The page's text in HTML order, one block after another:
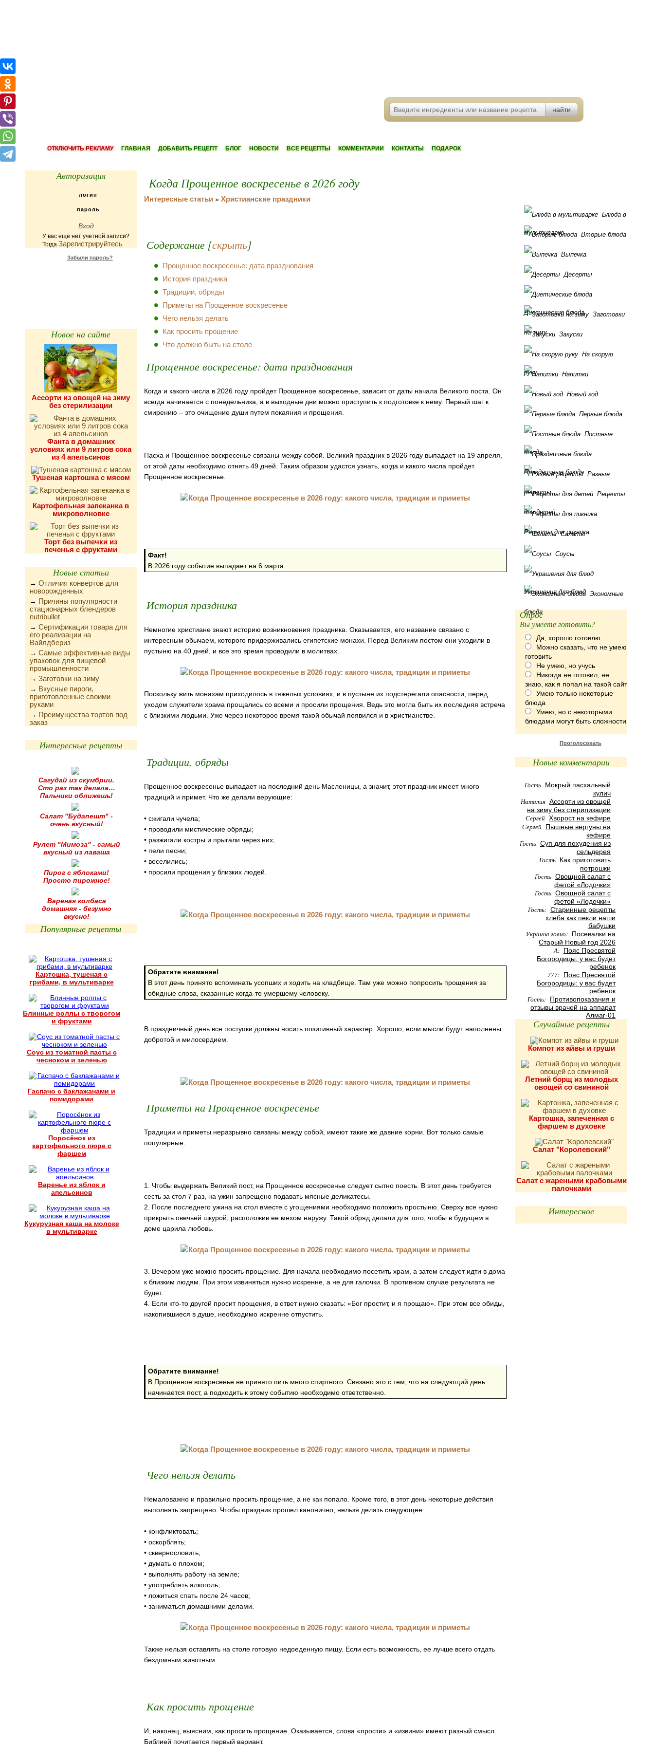
ОТКЛЮЧИТЬ РЕКЛАМУ ГЛАВНАЯ ДОБАВИТЬ РЕЦЕПТ БЛОГ НОВОСТИ ВСЕ РЕЦЕПТЫ КОММЕНТАРИИ КОНТАКТЫ ПОДАРОК
Авторизация
У вас ещё нет учетной записи?
Тогда Зарегистрируйтесь
Забыли пароль?
Новое на сайте
Ассорти из овощей на зиму
без стерилизации
Фанта в домашних
условиях или 9 литров сока
из 4 апельсинов
Тушеная картошка с мясом
Картофельная запеканка в
микроволновке
Торт без выпечки из
печенья с фруктами
Новые статьи
→ Отличия конвертов для
новорожденных
→ Причины популярности
стационарных блендеров
nutribullet
→ Сертификация товара для
его реализации на
Вайлдбериз
→ Самые эффективные виды
упаковок для пищевой
промышленности
→ Заготовки на зиму
→ Вкусные пироги,
приготовленные своими
руками
→ Преимущества тортов под
заказ
Интересные рецепты
Сагудай из скумбрии.
Сто раз так делала…
Пальчики оближешь!
Салат "Будапешт" -
очень вкусный!
Рулет "Мимоза" - самый
вкусный из лаваша
Пирог с яблоками!
Просто пирожное!
Вареная колбаса
домашняя - безумно
вкусно!
Популярные рецепты
Картошка, тушеная с
грибами, в мультиварке
Блинные роллы с творогом
и фруктами
Соус из томатной пасты с
чесноком и зеленью
Гаспачо с баклажанами и
помидорами
Поросёнок из
картофельного пюре с
фаршем
Варенье из яблок и
апельсинов
Кукурузная каша на молоке
в мультиварке
Когда Прощенное воскресенье в 2026 году
Интересные статьи » Христианские праздники
Содержание [скрыть]
Прощенное воскресенье: дата празднования
История праздника
Традиции, обряды
Приметы на Прощенное воскресенье
Чего нельзя делать
Как просить прощение
Что должно быть на столе
Прощенное воскресенье: дата празднования
Когда и какого числа в 2026 году пройдет Прощенное воскресенье, зависит от даты начала Великого поста. Он
всегда начинается с понедельника, а в выходные дни можно приступить к подготовке к нему. Первый шаг к
смирению – это очищение души путем покаяния и прощения.
Пасха и Прощенное воскресенье связаны между собой. Великий праздник в 2026 году выпадает на 19 апреля,
от этой даты необходимо отнять 49 дней. Таким образом удастся узнать, когда и какого числа пройдет
Прощенное воскресенье.
Факт!
В 2026 году событие выпадает на 6 марта.
История праздника
Немногие христиане знают историю возникновения праздника. Оказывается, его название связано с
интересным обычаем, которого придерживались египетские монахи. Перед Великим постом они уходили в
пустыню на 40 дней, и все это время проводили в молитвах.
Поскольку жить монахам приходилось в тяжелых условиях, и в пустыне их подстерегали опасности, перед
уходом служители храма прощались со всеми и просили прощения. Ведь это могла быть их последняя встреча
с близкими людьми. Уже через некоторое время такой обычай появился и в христианстве.
Традиции, обряды
Прощенное воскресенье выпадает на последний день Масленицы, а значит, этот праздник имеет много
традиций и примет. Что же делали верующие:
• сжигали чучела;
• проводили мистические обряды;
• разжигали костры и прыгали через них;
• пели песни;
• веселились;
• просили прощения у близких людей.
Обратите внимание!
В этот день принято вспоминать усопших и ходить на кладбище. Там уже можно попросить прощения за
обидные слова, сказанные когда-то умершему человеку.
В праздничный день все поступки должны носить позитивный характер. Хорошо, если мысли будут наполнены
добротой и милосердием.
Приметы на Прощенное воскресенье
Традиции и приметы неразрывно связаны между собой, имеют такие же давние корни. Вот только самые
популярные:
1. Чтобы выдержать Великий пост, на Прощенное воскресенье следует сытно поесть. В этот день требуется
сесть за стол 7 раз, на ужин запрещено подавать мясные деликатесы.
2. После последнего ужина на стол вместе с угощениями необходимо положить простыню. Сверху все нужно
прикрыть овечьей шкурой, расположив ее мехом наружу. Такой обряд делали для того, чтобы в будущем в
доме царила любовь.
3. Вечером уже можно просить прощение. Для начала необходимо посетить храм, а затем следует идти в дома
к близким людям. При этом извиняться нужно искренне, а не для галочки. В противном случае результата не
будет.
4. Если кто-то другой просит прощения, в ответ нужно сказать: «Бог простит, и я прощаю». При этом все обиды,
накопившиеся в душе, необходимо искренне отпустить.
Обратите внимание!
В Прощенное воскресенье не принято пить много спиртного. Связано это с тем, что на следующий день
начинается пост, а подходить к этому событию необходимо ответственно.
Чего нельзя делать
Немаловажно и правильно просить прощение, а не как попало. Кроме того, в этот день некоторые действия
выполнять запрещено. Чтобы праздник прошел канонично, нельзя делать следующее:
• конфликтовать;
• оскорблять;
• сквернословить;
• думать о плохом;
• выполнять работу на земле;
• употреблять алкоголь;
• ложиться спать после 24 часов;
• заниматься домашними делами.
Также нельзя оставлять на столе готовую недоеденную пищу. Если есть возможность, ее лучше всего отдать
бездомным животным.
Как просить прощение
И, наконец, выясним, как просить прощение. Оказывается, слова «прости» и «извини» имеют разный смысл.
Библией почитается первый вариант.
Блюда в
мультиварке Вторые блюда
Выпечка
Десерты
Диетические блюда Заготовки
на зиму Закуски
На скорую
руку Напитки
Новый год
Первые блюда
Постные
блюда
Праздничные блюда Разные
рецепты Рецепты
для детей
Рецепты для пикника
Салаты
Соусы
Украшения для блюд Экономные
блюда
Опрос
Вы умеете готовить?
Да, хорошо готовлю
Можно сказать, что не умею
готовить
Не умею, но учусь
Никогда не готовил, не
знаю, как я попал на такой сайт
Умею только некоторые
блюда
Умею, но с некоторыми
блюдами могут быть сложности
Проголосовать
Новые комментарии
Гость Мокрый пасхальный
кулич
Наталия Ассорти из овощей
на зиму без стерилизации
Сергей Хворост на кефире
Сергей Пышные вергуны на
кефире
Гость Суп для похудения из
сельдерея
Гость Как приготовить
потрошки
Гость Овощной салат с
фетой «Лодочки»
Гость Овощной салат с
фетой «Лодочки»
Гость: Старинные рецепты
хлеба как пекли наши
бабушки
Украина говно: Посевалки на
Старый Новый год 2026
А: Пояс Пресвятой
Богородицы: у вас будет
ребенок
777: Пояс Пресвятой
Богородицы: у вас будет
ребенок
Гость: Противопоказания и
отзывы врачей на аппарат
Алмаг-01
Случайные рецепты
Компот из айвы и груши
Летний борщ из молодых
овощей со свининой
Картошка, запеченная с
фаршем в духовке
Салат "Королевский"
Салат с жареными крабовыми
палочками
Интересное